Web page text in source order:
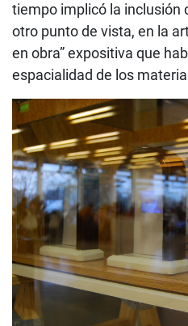
tiempo implicó la inclusión
otro punto de vista, en la
en obra” expositiva que
espacialidad de los